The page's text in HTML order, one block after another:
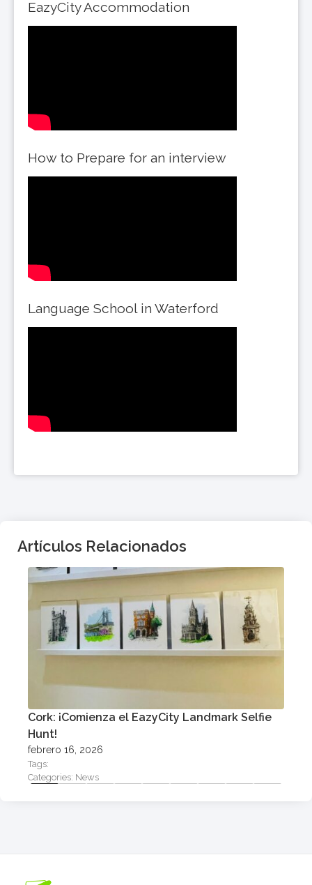
EazyCity Accommodation
How to Prepare for an interview
Language School in Waterford
Artículos Relacionados
Cork: ¡Comienza el EazyCity Landmark Selfie
Hunt!
febrero 16, 2026
Tags:
Categories: News